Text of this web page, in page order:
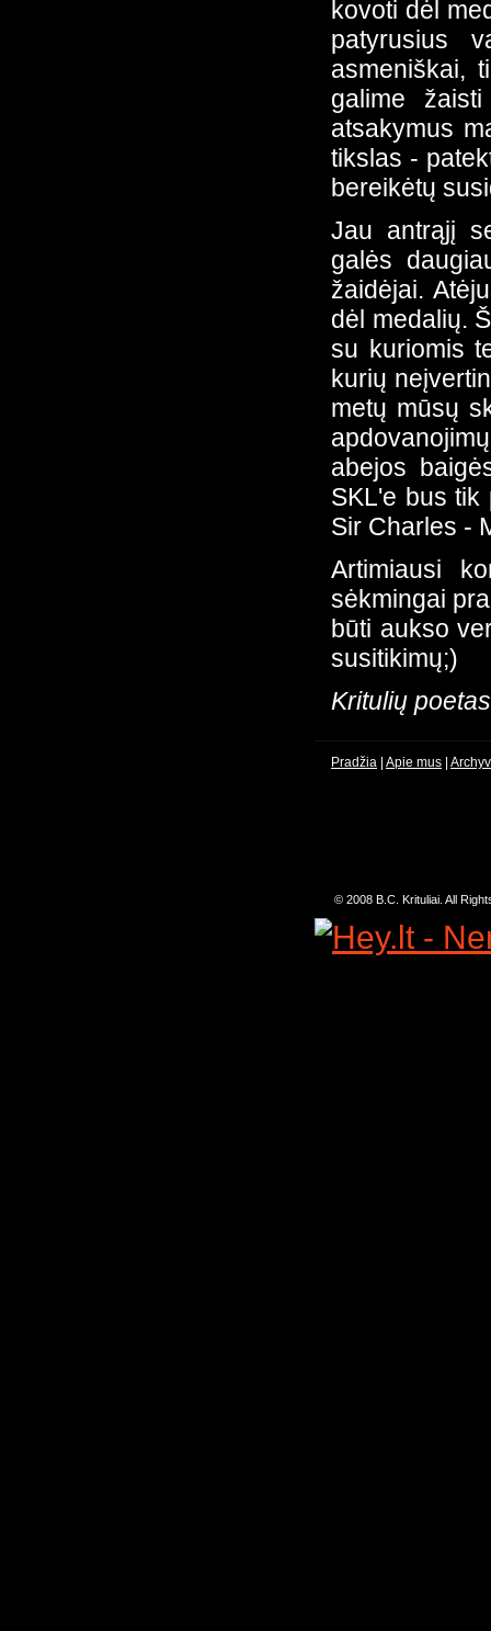
kovoti dėl
patyrusius
asmeniškai,
galime
atsakymus
tikslas -
bereikėtų
Jau antrąjį
galės
žaidėjai.
dėl medalių.
su kuriomis
kurių
metų mūsų
abejos
SKL'e bus tik
Sir Charles -
Artimiausi
sėkmingai
būti aukso
susitikimų;)
Kritulių poetas
Pradžia Apie mus
© 2008 B.C. Krituliai. All